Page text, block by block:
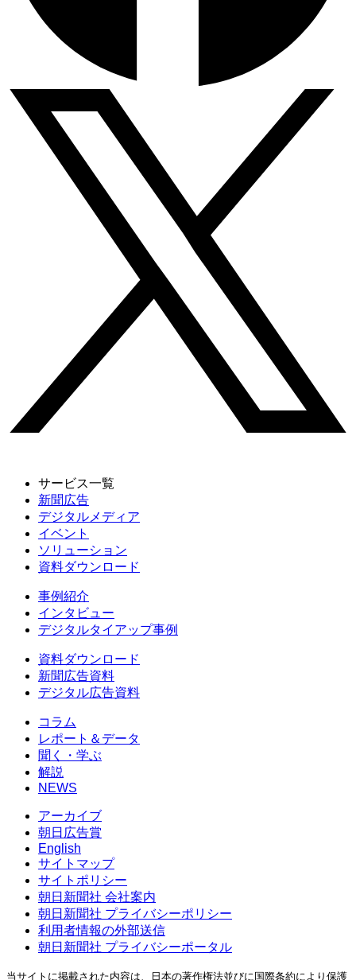
サービス一覧
新聞広告
デジタルメディア
イベント
ソリューション
資料ダウンロード
事例紹介
インタビュー
デジタルタイアップ事例
資料ダウンロード
新聞広告資料
デジタル広告資料
コラム
レポート＆データ
聞く・学ぶ
解説
NEWS
アーカイブ
朝日広告賞
English
サイトマップ
サイトポリシー
朝日新聞社 会社案内
朝日新聞社 プライバシーポリシー
利用者情報の外部送信
朝日新聞社 プライバシーポータル
当サイトに掲載された内容は、日本の著作権法並びに国際条約により保護